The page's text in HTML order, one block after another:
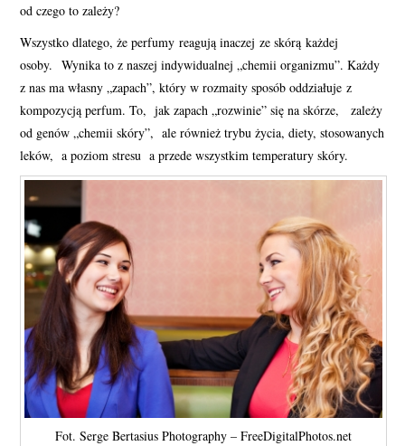
SKLEP
od czego to zależy?
Wszystko dlatego, że perfumy reagują inaczej ze skórą każdej
osoby. Wynika to z naszej indywidualnej „chemii organizmu”. Każdy
z nas ma własny „zapach”, który w rozmaity sposób oddziałuje z
kompozycją perfum. To, jak zapach „rozwinie” się na skórze, zależy
od genów „chemii skóry”, ale również trybu życia, diety, stosowanych
leków, a poziom stresu a przede wszystkim temperatury skóry.
Fot. Serge Bertasius Photography – FreeDigitalPhotos.net